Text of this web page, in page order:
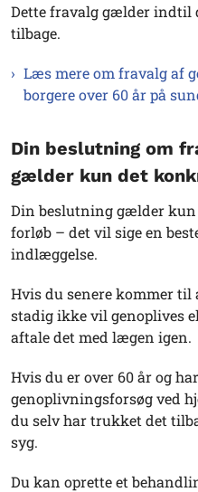
Dette fravalg gælder indtil
tilbage.
Læs mere om fravalg af
borgere over 60 år på
Din beslutning om
gælder kun det
Din beslutning gælder kun
forløb – det vil sige en
indlæggelse.
Hvis du senere kommer til
stadig ikke vil genoplives
aftale det med lægen igen.
Hvis du er over 60 år og
genoplivningsforsøg ved
du selv har trukket det
syg.
Du kan oprette et